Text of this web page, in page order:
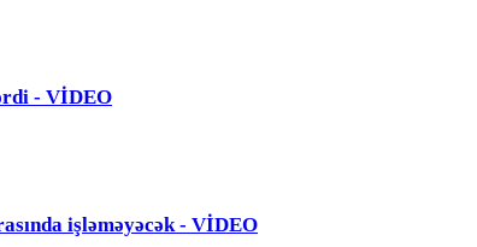
- VİDEO
işləməyəcək - VİDEO